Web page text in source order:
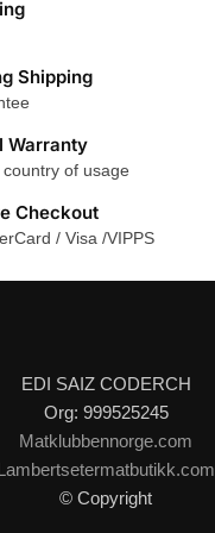
Shipping
Warranty
of usage
Checkout
/ Visa /VIPPS
EDI SAIZ CODERCH
Org: 999525245
Matklubbennorge.com
Lambertsetermatbutikk.com
© Copyright